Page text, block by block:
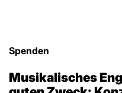
Spenden
Musikalisches